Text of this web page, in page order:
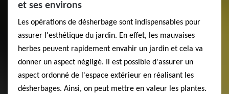
et ses environs
Les opérations de désherbage sont indispensables pour
assurer l'esthétique du jardin. En effet, les mauvaises
herbes peuvent rapidement envahir un jardin et cela va
donner un aspect négligé. Il est possible d'assurer un
aspect ordonné de l'espace extérieur en réalisant les
désherbages. Ainsi, on peut mettre en valeur les plantes.